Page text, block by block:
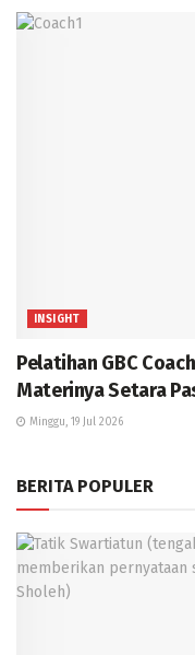
INSIGHT
Pelatihan GBC
Materinya Setara
Minggu, 19 Jul 2026
BERITA POPULER